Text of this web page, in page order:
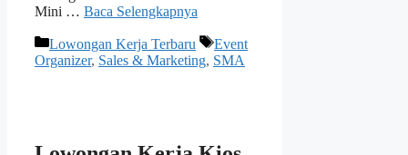
Mini … Baca Selengkapnya
Kategori
Lowongan Kerja Terbaru Tag
Event
Organizer, Sales & Marketing, SMA